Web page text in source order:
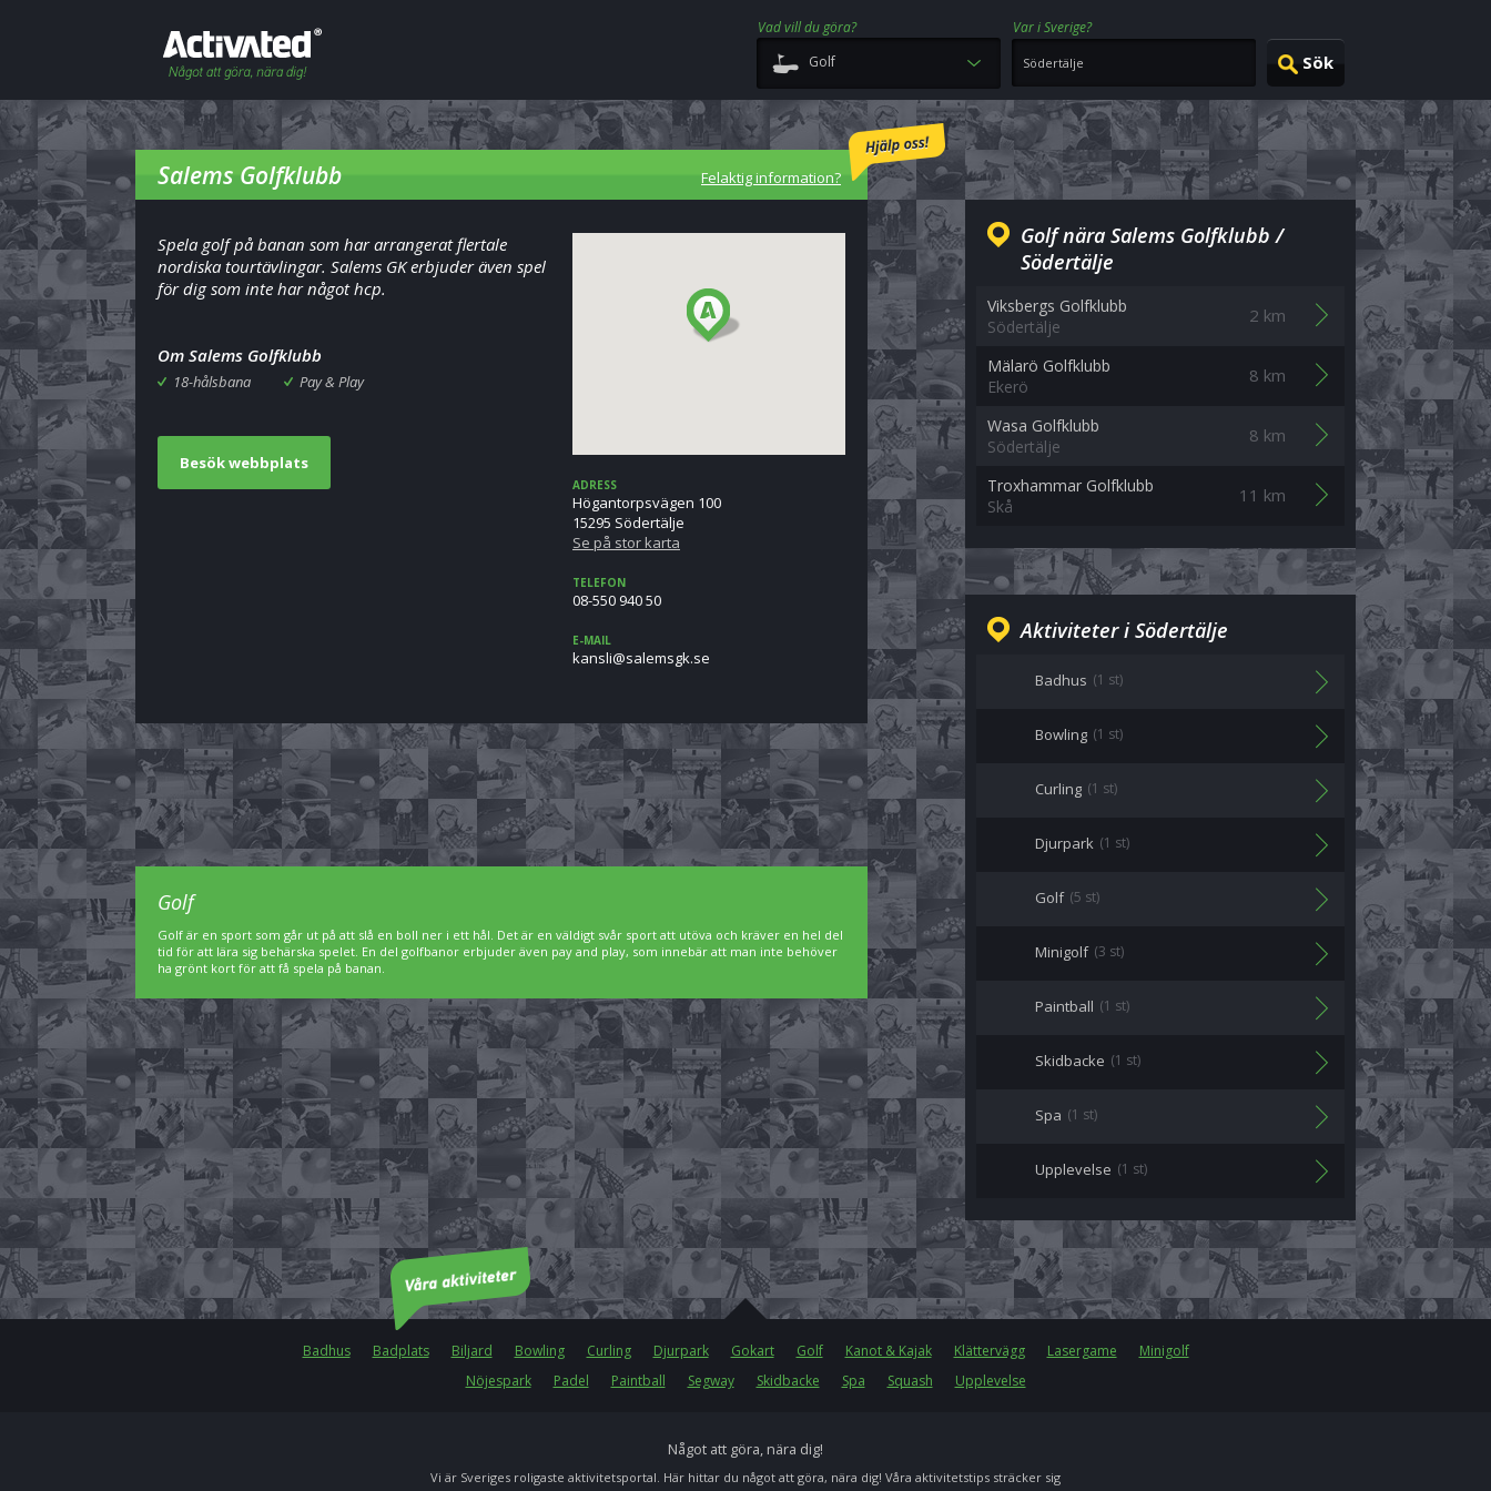
Vad vill du göra?
Var i Sverige?
Golf
Salems Golfklubb Felaktig information?
Spela golf på banan som har arrangerat flertale
nordiska tourtävlingar. Salems GK erbjuder även spel
för dig som inte har något hcp.
Om Salems Golfklubb
18-hålsbana Pay & Play
Besök webbplats
ADRESS
Högantorpsvägen 100
15295 Södertälje
Se på stor karta
TELEFON
08-550 940 50
E-MAIL
es.kgsmelas@ilsnak
Golf nära Salems Golfklubb /
Södertälje
Viksbergs Golfklubb
Södertälje
2 km
Mälarö Golfklubb
Ekerö
8 km
Wasa Golfklubb
Södertälje
8 km
Troxhammar Golfklubb
Skå
11 km
Aktiviteter i Södertälje
Badhus (1 st)
Bowling (1 st)
Curling (1 st)
Djurpark (1 st)
Golf (5 st)
Minigolf (3 st)
Paintball (1 st)
Skidbacke (1 st)
Spa (1 st)
Upplevelse (1 st)
Golf
Golf är en sport som går ut på att slå en boll ner i ett hål. Det är en väldigt svår sport att utöva och kräver en hel del
tid för att lära sig behärska spelet. En del golfbanor erbjuder även pay and play, som innebär att man inte behöver
ha grönt kort för att få spela på banan.
Badhus Badplats Biljard Bowling Curling Djurpark Gokart Golf Kanot & Kajak Klättervägg Lasergame
Minigolf
Nöjespark
Padel Paintball Segway Skidbacke Spa Squash Upplevelse
Något att göra, nära dig!
Vi är Sveriges roligaste aktivitetsportal. Här hittar du något att göra, nära dig! Våra aktivitetstips sträcker sig